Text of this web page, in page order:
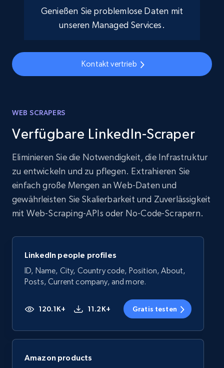
Genießen Sie problemlose Daten mit
unseren Managed Services.
Kontakt vertrieb
WEB SCRAPERS
Verfügbare LinkedIn-Scraper
Eliminieren Sie die Notwendigkeit, die Infrastruktur
zu entwickeln und zu pflegen. Extrahieren Sie
einfach große Mengen an Web-Daten und
gewährleisten Sie Skalierbarkeit und Zuverlässigkeit
mit Web-Scraping-APIs oder No-Code-Scrapern.
LinkedIn people profiles
ID, Name, City, Country code, Position, About,
Posts, Current company, and more.
120.1K+ 11.2K+ Gratis testen
Amazon products